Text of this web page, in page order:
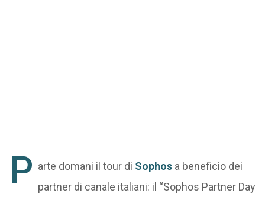
P arte domani il tour di Sophos a beneficio dei
partner di canale italiani: il “Sophos Partner Day